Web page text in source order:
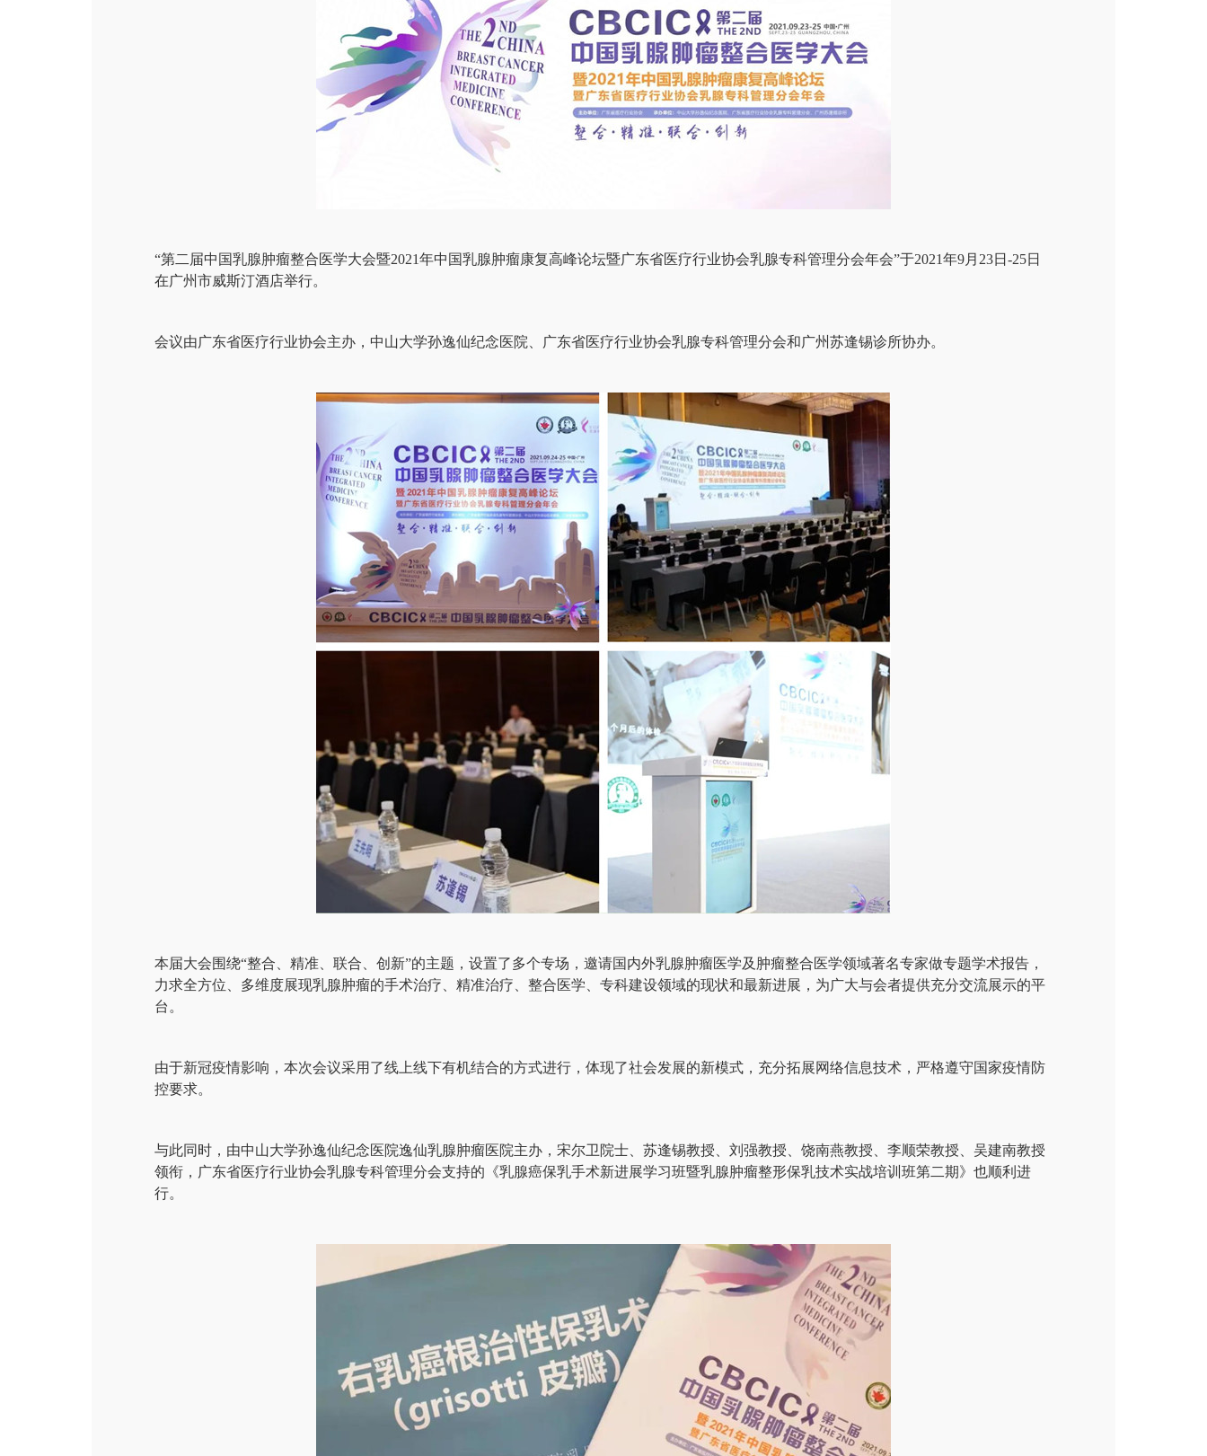
“第二届中国乳腺肿瘤整合医学大会暨2021年中国乳腺肿瘤康复高峰论坛暨广东省医疗行业协会乳腺专科管理分会年会”于2021年9月23日-25日
在广州市威斯汀酒店举行。
会议由广东省医疗行业协会主办，中山大学孙逸仙纪念医院、广东省医疗行业协会乳腺专科管理分会和广州苏逢锡诊所协办。
本届大会围绕“整合、精准、联合、创新”的主题，设置了多个专场，邀请国内外乳腺肿瘤医学及肿瘤整合医学领域著名专家做专题学术报告，
力求全方位、多维度展现乳腺肿瘤的手术治疗、精准治疗、整合医学、专科建设领域的现状和最新进展，为广大与会者提供充分交流展示的平
台。
由于新冠疫情影响，本次会议采用了线上线下有机结合的方式进行，体现了社会发展的新模式，充分拓展网络信息技术，严格遵守国家疫情防
控要求。
与此同时，由中山大学孙逸仙纪念医院逸仙乳腺肿瘤医院主办，宋尔卫院士、苏逢锡教授、刘强教授、饶南燕教授、李顺荣教授、吴建南教授
领衔，广东省医疗行业协会乳腺专科管理分会支持的《乳腺癌保乳手术新进展学习班暨乳腺肿瘤整形保乳技术实战培训班第二期》也顺利进
行。